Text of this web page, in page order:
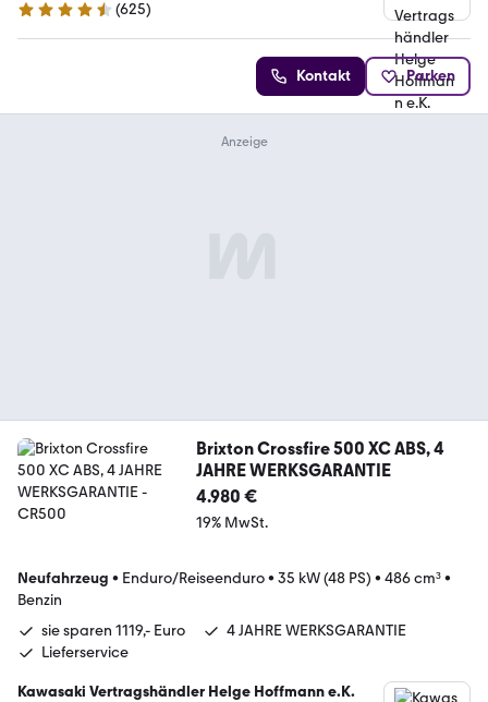
4.6 Sterne
(625)
Kontakt Parken
Brixton Crossfire 500 XC ABS, 4
JAHRE WERKSGARANTIE
4.980 €
19% MwSt.
Neufahrzeug • Enduro/Reiseenduro• 35 kW (48 PS) • 486 cm³•
Benzin
sie sparen 1119,- Euro
4 JAHRE WERKSGARANTIE
Lieferservice
Kawasaki Vertragshändler Helge Hoffmann e.K.